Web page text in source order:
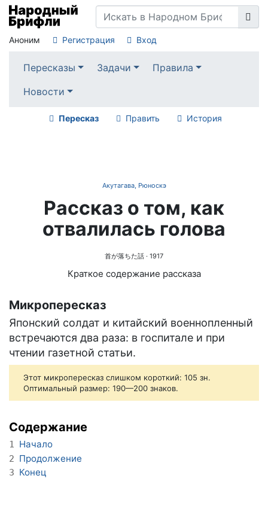
Аноним Регистрация Вход
Пересказы Задачи
Правила
Новости
Пересказ Править История
Акутагава, Рюноскэ
Рассказ о том, как
отвалилась голова
首が落ちた話 · 1917
Краткое содержание рассказа
Микропересказ
Японский солдат и китайский военнопленный
встречаются два раза: в госпитале и при
чтении газетной статьи.
Этот микропересказ слишком короткий: 105 зн.
Оптимальный размер: 190—200 знаков.
Содержание
1 Начало
2 Продолжение
3 Конец